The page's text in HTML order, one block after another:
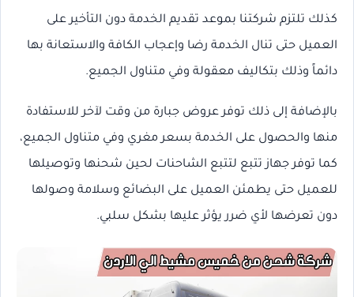
كذلك تلتزم شركتنا بموعد تقديم الخدمة دون التأخير على
العميل حتى تنال الخدمة رضا وإعجاب الكافة والاستعانة بها
دائماً وذلك بتكاليف معقولة وفي متناول الجميع.
بالإضافة إلى ذلك توفر عروض جبارة من وقت لآخر للاستفادة
منها والحصول على الخدمة بسعر مغري وفي متناول الجميع،
كما توفر جهاز تتبع لتتبع الشاحنات لحين شحنها وتوصيلها
للعميل حتى يطمئن العميل على البضائع وسلامة وصولها
دون تعرضها لأي ضرر يؤثر عليها بشكل سلبي.